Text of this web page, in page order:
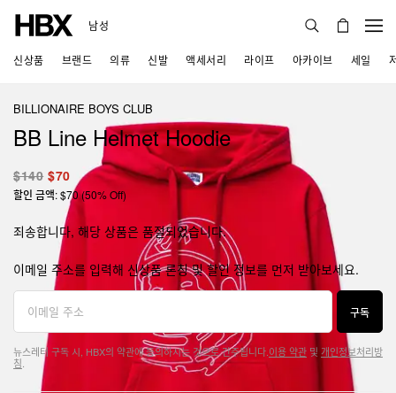
남성
신상품 브랜드 의류 신발 액세서리 라이프 아카이브 세일
BILLIONAIRE BOYS CLUB
BB Line Helmet Hoodie
$140 $70
할인 금액: $70 (50% Off)
죄송합니다, 해당 상품은 품절되었습니다.
이메일 주소를 입력해 신상품 론칭 및 할인 정보를 먼저 받아보세요.
구독
뉴스레터 구독 시, HBX의 약관에 동의하시는 것으로 간주됩니다. 이용 약관 및 개인정보처리방
침